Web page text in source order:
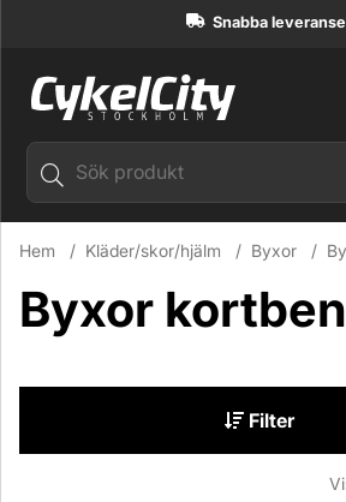
Snabba
Hem Kläder/skor/hjälm Byxor
Byxor
Filter